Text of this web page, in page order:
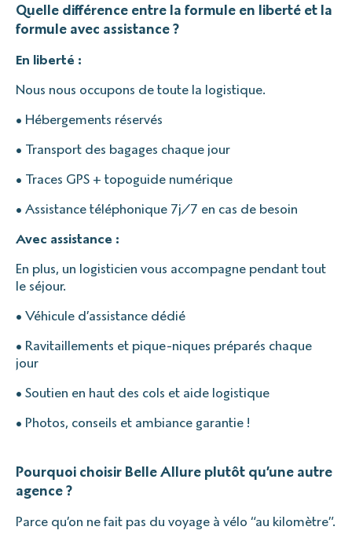
Quelle différence entre la formule en liberté et la
formule avec assistance ?
En liberté :
Nous nous occupons de toute la logistique.
• Hébergements réservés
• Transport des bagages chaque jour
• Traces GPS + topoguide numérique
• Assistance téléphonique 7j/7 en cas de besoin
Avec assistance :
En plus, un logisticien vous accompagne pendant tout
le séjour.
• Véhicule d’assistance dédié
• Ravitaillements et pique-niques préparés chaque
jour
• Soutien en haut des cols et aide logistique
• Photos, conseils et ambiance garantie !
Pourquoi choisir Belle Allure plutôt qu’une autre
agence ?
Parce qu’on ne fait pas du voyage à vélo “au kilomètre”.